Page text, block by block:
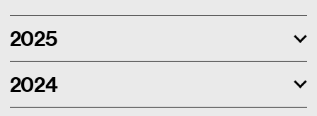
2025
2024